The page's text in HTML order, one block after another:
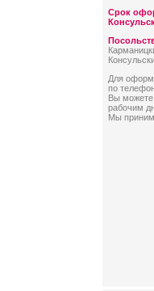
Срок
Для
по
Вы можете
рабочим
Мы